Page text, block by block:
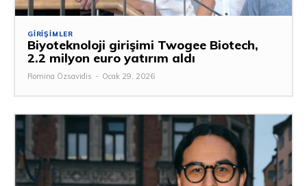
GIRIŞIMLER
Biyoteknoloji girişimi Twogee Biotech,
2.2 milyon euro yatırım aldı
Romina Özsavidis - Ocak 29, 2026